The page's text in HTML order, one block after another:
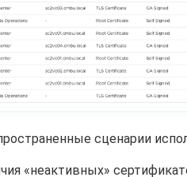
сценарии
«неактивных»